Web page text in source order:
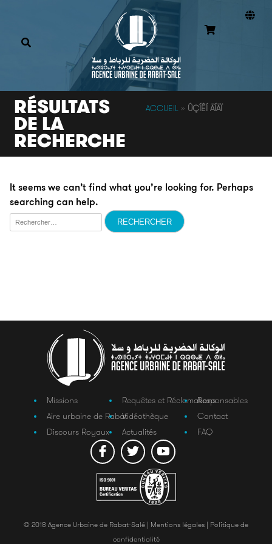
RÉSULTATS
DE LA
RECHERCHE
ACCUEIL » ÛÇÍÊÍ ÃÍÃÏ
It seems we can’t find what you’re looking for. Perhaps
searching can help.
Rechercher :
Missions
Aire urbaine de Rabat
Discours Royaux
Requêtes et Réclamations
Vidéothèque
Actualités
Responsables
Contact
FAQ
© 2018 Agence Urbaine de Rabat-Salé | Mentions légales | Politique de
confidentialité